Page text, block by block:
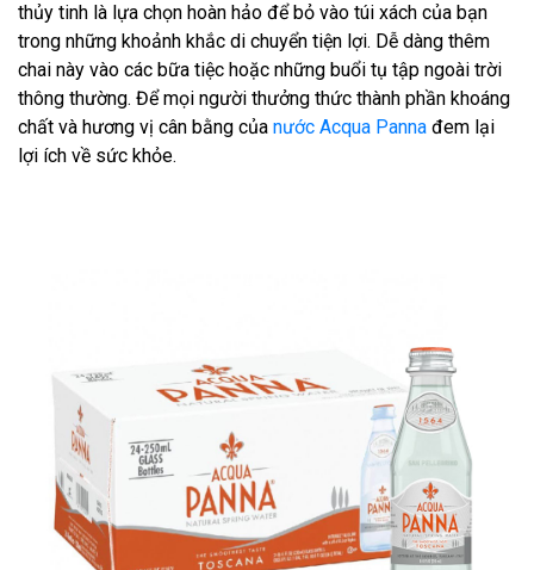
thủy tinh là lựa chọn hoàn hảo để bỏ vào túi xách của bạn
trong những khoảnh khắc di chuyển tiện lợi. Dễ dàng thêm
chai này vào các bữa tiệc hoặc những buổi tụ tập ngoài trời
thông thường. Để mọi người thưởng thức thành phần khoáng
chất và hương vị cân bằng của nước Acqua Panna đem lại
lợi ích về sức khỏe.